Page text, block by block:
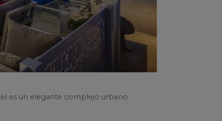
es un elegante complejo urbano